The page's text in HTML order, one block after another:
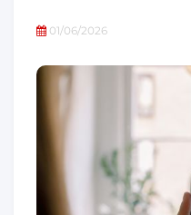
01/06/2026